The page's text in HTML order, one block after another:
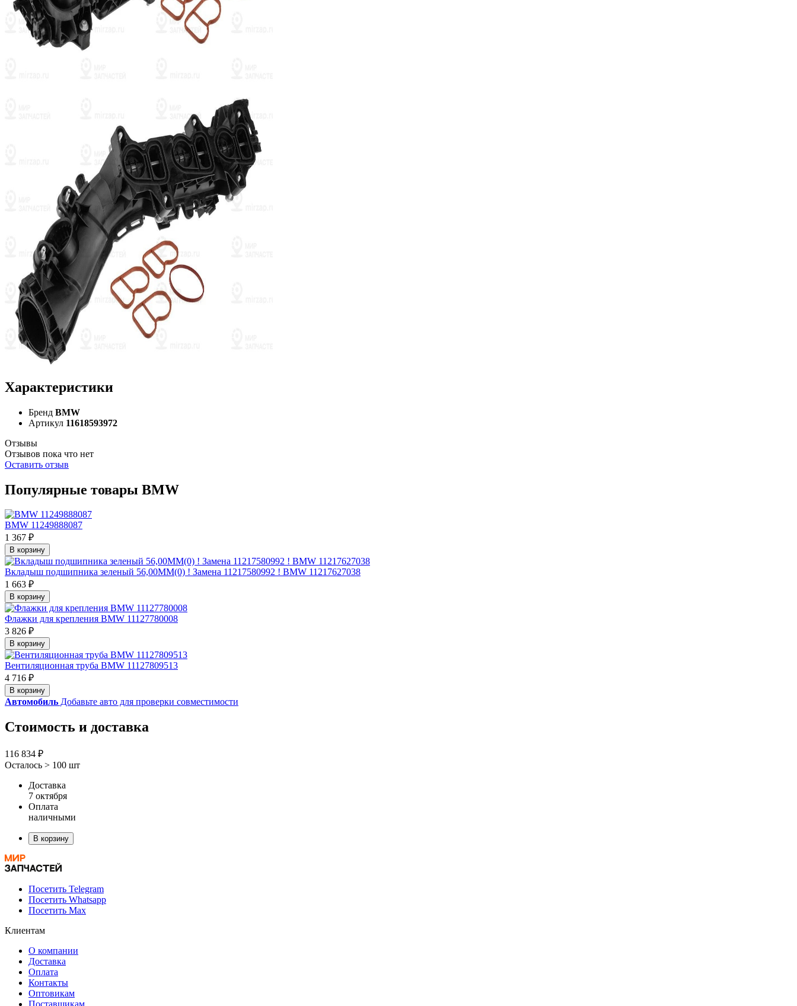
Характеристики
Бренд BMW
Артикул 11618593972
Отзывы
Отзывов пока что нет
Оставить отзыв
Популярные товары BMW
BMW 11249888087
1 367 ₽
В корзину
Вкладыш подшипника зеленый 56,00MM(0) ! Замена 11217580992 ! BMW 11217627038
1 663 ₽
В корзину
Флажки для крепления BMW 11127780008
3 826 ₽
В корзину
Вентиляционная труба BMW 11127809513
4 716 ₽
В корзину
Автомобиль Добавьте авто для проверки совместимости
Стоимость и доставка
116 834 ₽
Осталось > 100 шт
Доставка
7 октября
Оплата
наличными
В корзину
Посетить Telegram
Посетить Whatsapp
Посетить Max
Клиентам
О компании
Доставка
Оплата
Контакты
Оптовикам